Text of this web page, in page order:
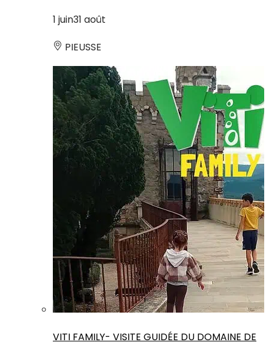
1 juin31 août
PIEUSSE
VITI FAMILY- VISITE GUIDÉE DU DOMAINE DE